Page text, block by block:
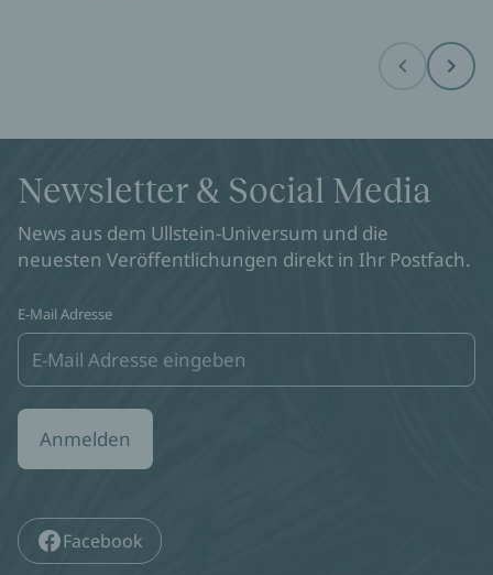
Before Next
Newsletter & Social Media
News aus dem Ullstein-Universum und die
neuesten Veröffentlichungen direkt in Ihr Postfach.
E-Mail Adresse
Anmelden
Facebook